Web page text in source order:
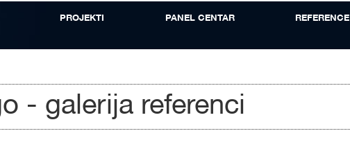
PROJEKTI PANEL CENTAR REFERENCE
- galerija referenci